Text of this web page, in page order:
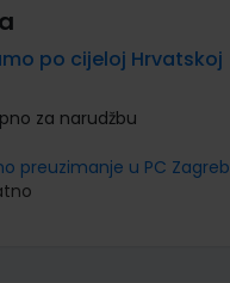
po cijeloj Hrvatskoj
za narudžbu
preuzimanje u PC Zagreb